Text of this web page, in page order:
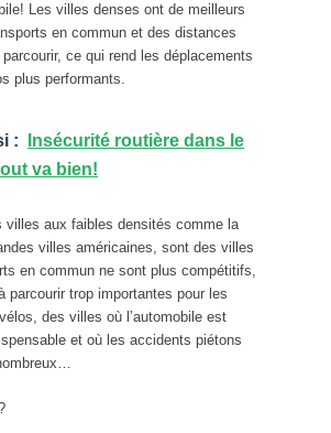
Les villes denses ont de meilleurs
en commun et des distances
ce qui rend les déplacements
plus performants.
:
Insécurité routière dans le
va bien!
villes aux faibles densités comme la
villes américaines, sont des villes
en commun ne sont plus compétitifs,
parcourir trop importantes pour les
des villes où l’automobile est
et où les accidents piétons